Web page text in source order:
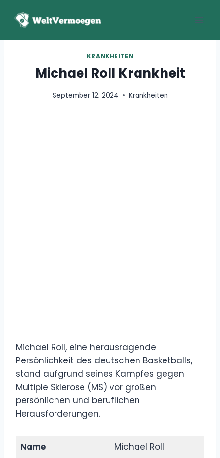
Inhalt
KRANKHEITEN
Michael Roll Krankheit
September 12, 2024 Krankheiten
Michael Roll, eine herausragende
Persönlichkeit des deutschen Basketballs,
stand aufgrund seines Kampfes gegen
Multiple Sklerose (MS) vor großen
persönlichen und beruflichen
Herausforderungen.
Name
Michael Roll